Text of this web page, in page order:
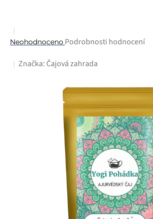
Průměrné
produktu
Neohodnoceno Podrobnosti hodnocení
Značka: Čajová zahrada